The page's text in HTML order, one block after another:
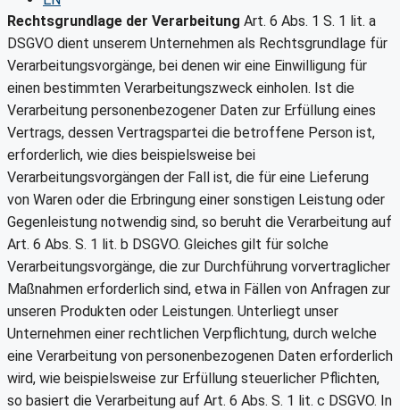
Rechtsgrundlage der Verarbeitung Art. 6 Abs. 1 S. 1 lit. a
DSGVO dient unserem Unternehmen als Rechtsgrundlage für
Verarbeitungsvorgänge, bei denen wir eine Einwilligung für
einen bestimmten Verarbeitungszweck einholen. Ist die
Verarbeitung personenbezogener Daten zur Erfüllung eines
Vertrags, dessen Vertragspartei die betroffene Person ist,
erforderlich, wie dies beispielsweise bei
Verarbeitungsvorgängen der Fall ist, die für eine Lieferung
von Waren oder die Erbringung einer sonstigen Leistung oder
Gegenleistung notwendig sind, so beruht die Verarbeitung auf
Art. 6 Abs. S. 1 lit. b DSGVO. Gleiches gilt für solche
Verarbeitungsvorgänge, die zur Durchführung vorvertraglicher
Maßnahmen erforderlich sind, etwa in Fällen von Anfragen zur
unseren Produkten oder Leistungen. Unterliegt unser
Unternehmen einer rechtlichen Verpflichtung, durch welche
eine Verarbeitung von personenbezogenen Daten erforderlich
wird, wie beispielsweise zur Erfüllung steuerlicher Pflichten,
so basiert die Verarbeitung auf Art. 6 Abs. S. 1 lit. c DSGVO. In